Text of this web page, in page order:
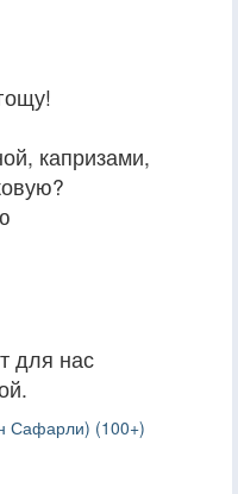
капризами,
для нас
Сафарли) (100+)